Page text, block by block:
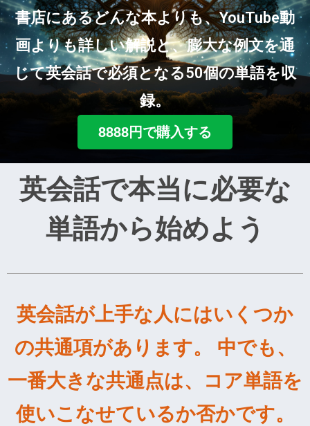
書店にあるどんな本よりも、YouTube動
画よりも詳しい解説と、膨大な例文を通
じて英会話で必須となる50個の単語を収
録。
8888円で購入する
英会話で本当に必要な
単語から始めよう
英会話が上手な人にはいくつか
の共通項があります。 中でも、
一番大きな共通点は、コア単語を
使いこなせているか否かです。